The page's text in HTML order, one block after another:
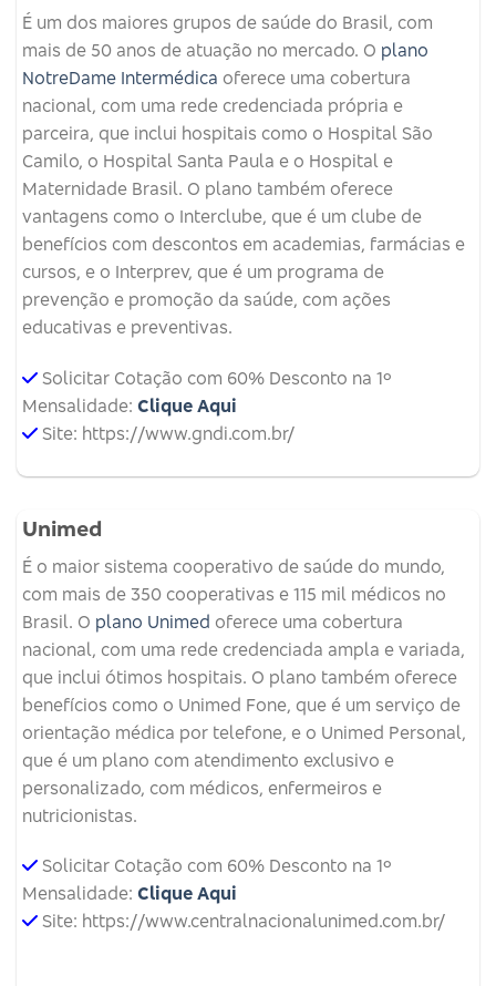
É um dos maiores grupos de saúde do Brasil, com
mais de 50 anos de atuação no mercado. O plano
NotreDame Intermédica oferece uma cobertura
nacional, com uma rede credenciada própria e
parceira, que inclui hospitais como o Hospital São
Camilo, o Hospital Santa Paula e o Hospital e
Maternidade Brasil. O plano também oferece
vantagens como o Interclube, que é um clube de
benefícios com descontos em academias, farmácias e
cursos, e o Interprev, que é um programa de
prevenção e promoção da saúde, com ações
educativas e preventivas.
Solicitar Cotação com 60% Desconto na 1º
Mensalidade: Clique Aqui
Site: https://www.gndi.com.br/
Unimed
É o maior sistema cooperativo de saúde do mundo,
com mais de 350 cooperativas e 115 mil médicos no
Brasil. O plano Unimed oferece uma cobertura
nacional, com uma rede credenciada ampla e variada,
que inclui ótimos hospitais. O plano também oferece
benefícios como o Unimed Fone, que é um serviço de
orientação médica por telefone, e o Unimed Personal,
que é um plano com atendimento exclusivo e
personalizado, com médicos, enfermeiros e
nutricionistas.
Solicitar Cotação com 60% Desconto na 1º
Mensalidade: Clique Aqui
Site: https://www.centralnacionalunimed.com.br/